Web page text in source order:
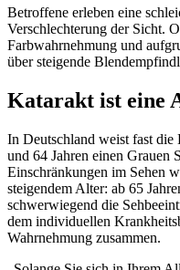
Betroffene erleben eine
Verschlechterung der Sicht.
Farbwahrnehmung und
über steigende
Katarakt ist eine
In Deutschland weist fast
und 64 Jahren einen Grauen
Einschränkungen im Sehen
steigendem Alter: ab 65
schwerwiegend die
dem individuellen
Wahrnehmung zusammen.